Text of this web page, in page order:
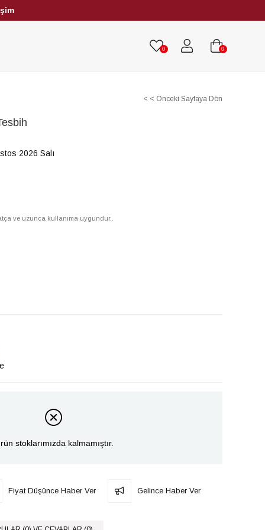
0 0
< < Önceki Sayfaya Dön
2026 Salı
ve uzunca kullanıma uygundur..
stoklarımızda kalmamıştır.
Fiyat Düşünce Haber Ver Gelince Haber Ver